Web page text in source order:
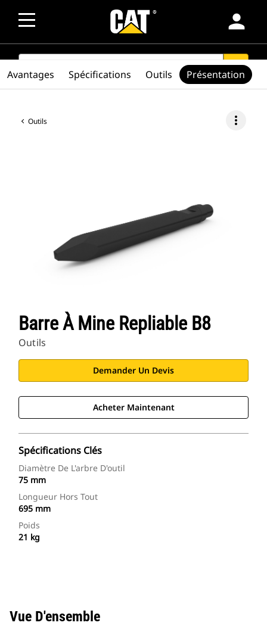
person
SEARCH search
Outils more_vert
Barre À Mine Repliable B8
Outils
Demander Un Devis
Acheter Maintenant
Spécifications Clés
Diamètre De L'arbre D'outil
75 mm
Longueur Hors Tout
695 mm
Poids
21 kg
Avantages Spécifications Outils Présentation
Vue D'ensemble